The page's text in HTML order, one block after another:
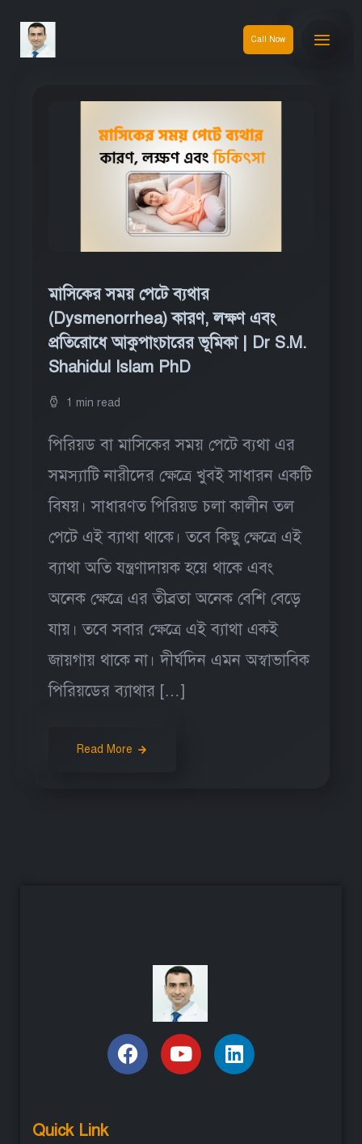
Call Now
মাসিকের সময় পেটে ব্যথার
(Dysmenorrhea) কারণ, লক্ষণ এবং
প্রতিরোধে আকুপাংচারের ভূমিকা | Dr S.M.
Shahidul Islam PhD
1 min read
পিরিয়ড বা মাসিকের সময় পেটে ব্যথা এর
সমস্যাটি নারীদের ক্ষেত্রে খুবই সাধারন একটি
বিষয়। সাধারণত পিরিয়ড চলা কালীন তল
পেটে এই ব্যাথা থাকে। তবে কিছু ক্ষেত্রে এই
ব্যাথা অতি যন্ত্রণাদায়ক হয়ে থাকে এবং
অনেক ক্ষেত্রে এর তীব্রতা অনেক বেশি বেড়ে
যায়। তবে সবার ক্ষেত্রে এই ব্যাথা একই
জায়গায় থাকে না। দীর্ঘদিন এমন অস্বাভাবিক
পিরিয়ডের ব্যাথার […]
Read More
Quick Link